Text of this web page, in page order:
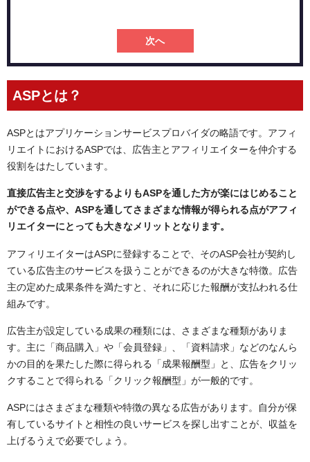
次へ
ASPとは？
ASPとはアプリケーションサービスプロバイダの略語です。アフィ
リエイトにおけるASPでは、広告主とアフィリエイターを仲介する
役割をはたしています。
直接広告主と交渉をするよりもASPを通した方が楽にはじめること
ができる点や、ASPを通してさまざまな情報が得られる点がアフィ
リエイターにとっても大きなメリットとなります。
アフィリエイターはASPに登録することで、そのASP会社が契約し
ている広告主のサービスを扱うことができるのが大きな特徴。広告
主の定めた成果条件を満たすと、それに応じた報酬が支払われる仕
組みです。
広告主が設定している成果の種類には、さまざまな種類がありま
す。主に「商品購入」や「会員登録」、「資料請求」などのなんら
かの目的を果たした際に得られる「成果報酬型」と、広告をクリッ
クすることで得られる「クリック報酬型」が一般的です。
ASPにはさまざまな種類や特徴の異なる広告があります。自分が保
有しているサイトと相性の良いサービスを探し出すことが、収益を
上げるうえで必要でしょう。